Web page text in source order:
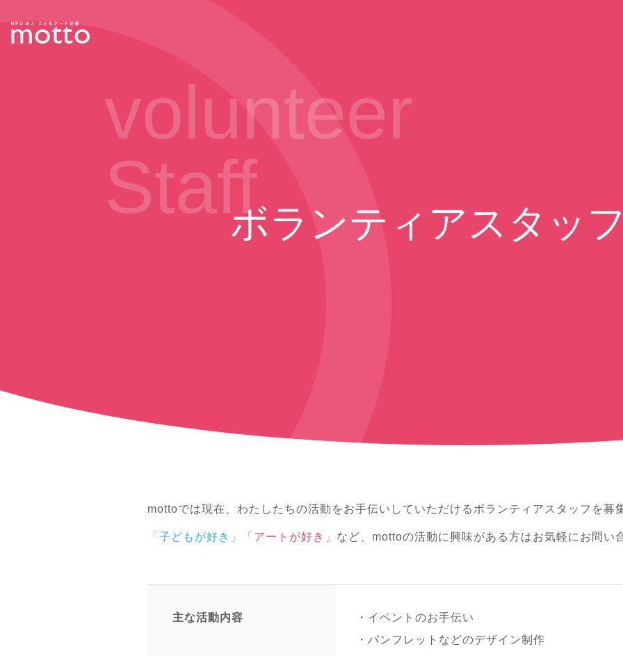
ボランティアスタッ
volunteer
Staff
mottoでは現在、わたしたちの活動をお手伝いしていただけるボランティアスタッフを募
「子どもが好き」 「アートが好き」 など、mottoの活動に興味がある方はお気軽にお問い
主な活動内容
イベントのお手伝い
パンフレットなどのデザイン制作